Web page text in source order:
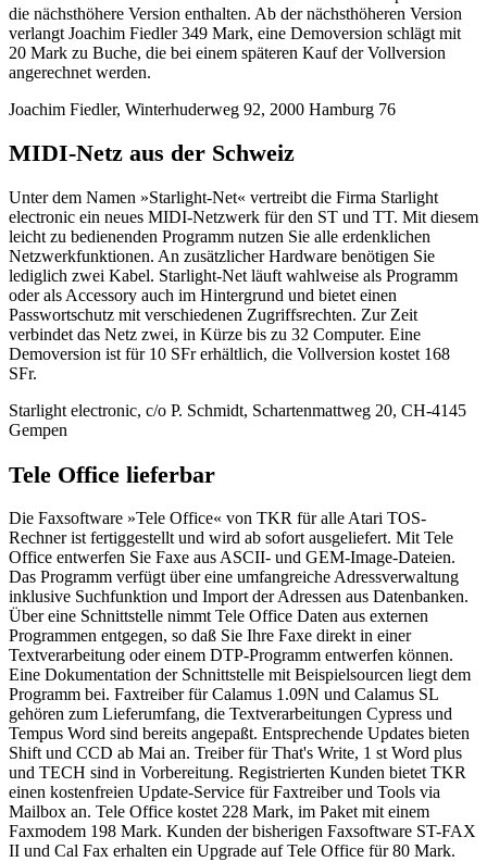
die nächsthöhere Version enthalten. Ab der nächsthöheren Version
verlangt Joachim Fiedler 349 Mark, eine Demoversion schlägt mit
20 Mark zu Buche, die bei einem späteren Kauf der Vollversion
angerechnet werden.
Joachim Fiedler, Winterhuderweg 92, 2000 Hamburg 76
MIDI-Netz aus der Schweiz
Unter dem Namen »Starlight-Net« vertreibt die Firma Starlight
electronic ein neues MIDI-Netzwerk für den ST und TT. Mit diesem
leicht zu bedienenden Programm nutzen Sie alle erdenklichen
Netzwerkfunktionen. An zusätzlicher Hardware benötigen Sie
lediglich zwei Kabel. Starlight-Net läuft wahlweise als Programm
oder als Accessory auch im Hintergrund und bietet einen
Passwortschutz mit verschiedenen Zugriffsrechten. Zur Zeit
verbindet das Netz zwei, in Kürze bis zu 32 Computer. Eine
Demoversion ist für 10 SFr erhältlich, die Vollversion kostet 168
SFr.
Starlight electronic, c/o P. Schmidt, Schartenmattweg 20, CH-4145
Gempen
Tele Office lieferbar
Die Faxsoftware »Tele Office« von TKR für alle Atari TOS-
Rechner ist fertiggestellt und wird ab sofort ausgeliefert. Mit Tele
Office entwerfen Sie Faxe aus ASCII- und GEM-Image-Dateien.
Das Programm verfügt über eine umfangreiche Adressverwaltung
inklusive Suchfunktion und Import der Adressen aus Datenbanken.
Über eine Schnittstelle nimmt Tele Office Daten aus externen
Programmen entgegen, so daß Sie Ihre Faxe direkt in einer
Textverarbeitung oder einem DTP-Programm entwerfen können.
Eine Dokumentation der Schnittstelle mit Beispielsourcen liegt dem
Programm bei. Faxtreiber für Calamus 1.09N und Calamus SL
gehören zum Lieferumfang, die Textverarbeitungen Cypress und
Tempus Word sind bereits angepaßt. Entsprechende Updates bieten
Shift und CCD ab Mai an. Treiber für That's Write, 1 st Word plus
und TECH sind in Vorbereitung. Registrierten Kunden bietet TKR
einen kostenfreien Update-Service für Faxtreiber und Tools via
Mailbox an. Tele Office kostet 228 Mark, im Paket mit einem
Faxmodem 198 Mark. Kunden der bisherigen Faxsoftware ST-FAX
II und Cal Fax erhalten ein Upgrade auf Tele Office für 80 Mark.